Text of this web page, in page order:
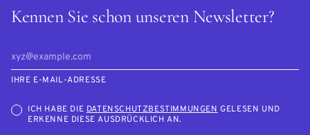
Kennen Sie schon unseren Newsletter?
IHRE E-MAIL-ADRESSE
ICH HABE DIEDATENSCHUTZBESTIMMUNGENGELESEN UND
ERKENNE DIESE AUSDRÜCKLICH AN.